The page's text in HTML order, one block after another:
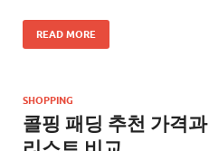
READ MORE
SHOPPING
콜핑 패딩 추천 가격